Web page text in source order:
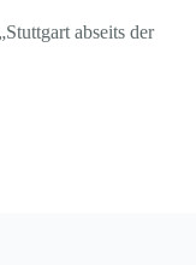
abseits der